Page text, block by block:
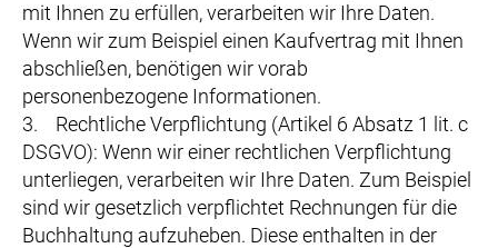
mit Ihnen zu erfüllen, verarbeiten wir Ihre Daten.
Wenn wir zum Beispiel einen Kaufvertrag mit Ihnen
abschließen, benötigen wir vorab
personenbezogene Informationen.
3. Rechtliche Verpflichtung (Artikel 6 Absatz 1 lit. c
DSGVO): Wenn wir einer rechtlichen Verpflichtung
unterliegen, verarbeiten wir Ihre Daten. Zum Beispiel
sind wir gesetzlich verpflichtet Rechnungen für die
Buchhaltung aufzuheben. Diese enthalten in der